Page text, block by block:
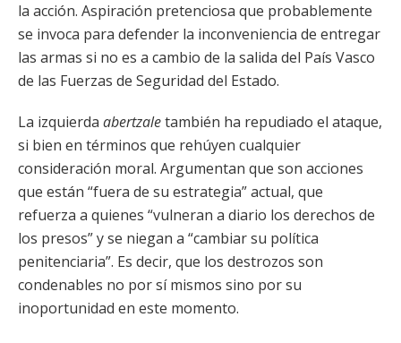
la acción. Aspiración pretenciosa que probablemente
se invoca para defender la inconveniencia de entregar
las armas si no es a cambio de la salida del País Vasco
de las Fuerzas de Seguridad del Estado.
La izquierda abertzaletambién ha repudiado el ataque,
si bien en términos que rehúyen cualquier
consideración moral. Argumentan que son acciones
que están “fuera de su estrategia” actual, que
refuerza a quienes “vulneran a diario los derechos de
los presos” y se niegan a “cambiar su política
penitenciaria”. Es decir, que los destrozos son
condenables no por sí mismos sino por su
inoportunidad en este momento.